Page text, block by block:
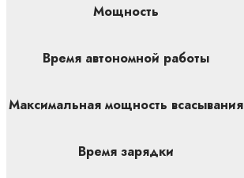
Мощность
Время автономной работы
Максимальная мощность всасывания
Время зарядки